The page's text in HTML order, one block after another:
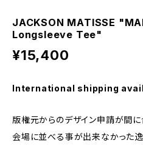
JACKSON MATISSE
Longsleeve Tee"
¥15,400
International shipping
版権元からのデザイン申請が間に
会場に並べる事が出来なかった逸